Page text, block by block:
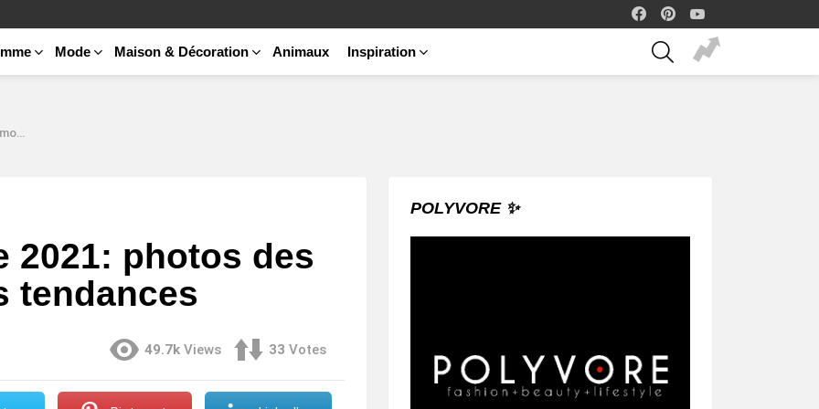
facebook
Mode Maison & Décoration Animaux Inspiration
SEARCH
2021: photos des
tendances
49.7k Views 33 Votes
POLYVORE ✨